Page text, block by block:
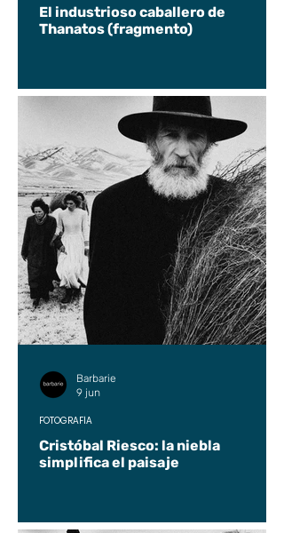
El industrioso caballero de
Thanatos (fragmento)
Cristóbal Riesco: la niebla
simplifica el paisaje
FOTOGRAFÍA
Barbarie
9 jun